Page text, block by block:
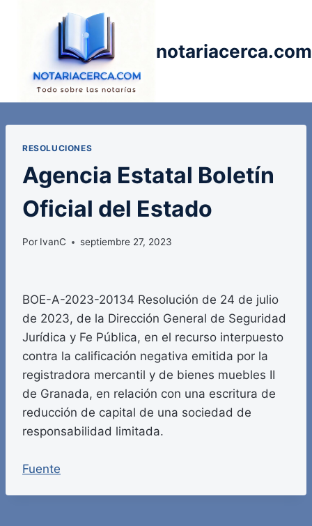
notariacerca.com
RESOLUCIONES
Agencia Estatal Boletín
Oficial del Estado
Por IvanC septiembre 27, 2023
BOE-A-2023-20134 Resolución de 24 de julio
de 2023, de la Dirección General de Seguridad
Jurídica y Fe Pública, en el recurso interpuesto
contra la calificación negativa emitida por la
registradora mercantil y de bienes muebles II
de Granada, en relación con una escritura de
reducción de capital de una sociedad de
responsabilidad limitada.
Fuente